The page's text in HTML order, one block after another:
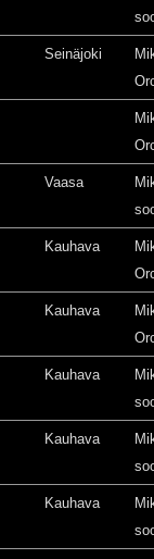
Seinäjoki
Vaasa
Kauhava
Kauhava
Kauhava
Kauhava
Kauhava